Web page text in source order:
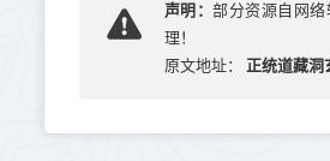
声明：部分资源自网
理！
原文地址：
正统道藏洞